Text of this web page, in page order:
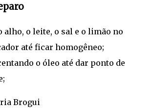
alho, o leite, o sal e o limão no
até ficar homogêneo;
o óleo até dar ponto de
Brogui